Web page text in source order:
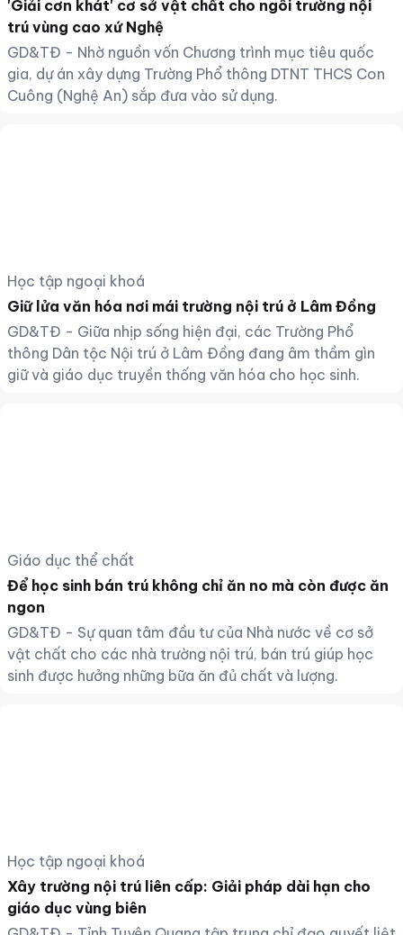
'Giải cơn khát' cơ sở vật chất cho ngôi trường nội
trú vùng cao xứ Nghệ
GD&TĐ - Nhờ nguồn vốn Chương trình mục tiêu quốc
gia, dự án xây dựng Trường Phổ thông DTNT THCS Con
Cuông (Nghệ An) sắp đưa vào sử dụng.
Học tập ngoại khoá
Giữ lửa văn hóa nơi mái trường nội trú ở Lâm Đồng
GD&TĐ - Giữa nhịp sống hiện đại, các Trường Phổ
thông Dân tộc Nội trú ở Lâm Đồng đang âm thầm gìn
giữ và giáo dục truyền thống văn hóa cho học sinh.
Giáo dục thể chất
Để học sinh bán trú không chỉ ăn no mà còn được ăn
ngon
GD&TĐ - Sự quan tâm đầu tư của Nhà nước về cơ sở
vật chất cho các nhà trường nội trú, bán trú giúp học
sinh được hưởng những bữa ăn đủ chất và lượng.
Học tập ngoại khoá
Xây trường nội trú liên cấp: Giải pháp dài hạn cho
giáo dục vùng biên